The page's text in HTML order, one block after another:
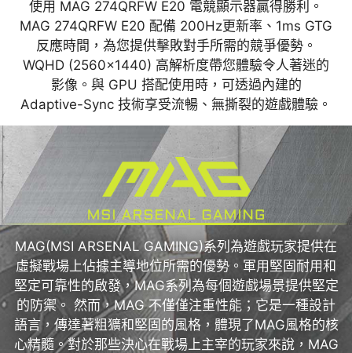
使用 MAG 274QRFW E20 電競顯示器贏得勝利。
MAG 274QRFW E20 配備 200Hz更新率、1ms GTG
反應時間，為您提供擊敗對手所需的競爭優勢。
WQHD (2560x1440) 高解析度帶您體驗令人著迷的
影像。與 GPU 搭配使用時，可透過內建的
Adaptive-Sync 技術享受流暢、無撕裂的遊戲體驗。
MAG(MSI ARSENAL GAMING)系列為遊戲玩家提供在
虛擬戰場上佔據主導地位所需的優勢。軍用堅固耐用和
堅定可靠性的啟發，MAG系列為每個遊戲場景提供堅定
的防禦。 然而，MAG 不僅僅注重性能；它是一種設計
語言，傳達著粗獷和堅固的風格，體現了MAG風格的核
心精髓。對於那些決心在戰場上主宰的玩家來說，MAG